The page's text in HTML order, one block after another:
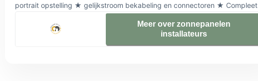
portrait opstelling ★ gelijkstroom bekabeling en connectoren ★ Compleet
doe-het-zelf pakket met 10 zonnepanelen, goed voor een jaarlijkse
opbrengst van 2660 kwh bij een schaduwvrije zuid-opstelling. ★ Na
Meer over zonnepanelen
installateurs